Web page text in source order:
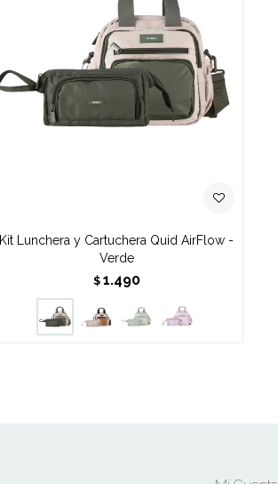
Kit Lunchera y Cartuchera Quid AirFlow -
Verde
$ 1.490